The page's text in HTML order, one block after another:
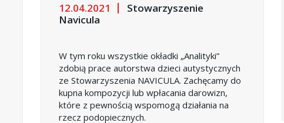
12.04.2021
Stowarzyszenie
Navicula
W tym roku wszystkie okładki „Analityki”
zdobią prace autorstwa dzieci autystycznych
ze Stowarzyszenia NAVICULA. Zachęcamy do
kupna kompozycji lub wpłacania darowizn,
które z pewnością wspomogą działania na
rzecz podopiecznych.